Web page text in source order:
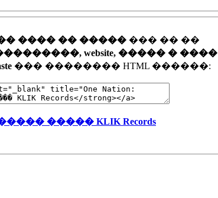
���� �� ����� ��� �� ��
website, ����� � ����
��� �������� HTML ������:
����� KLIK Records